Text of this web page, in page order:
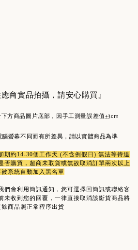
應商實品拍攝，請安心購買』
方商品圖片底部，因手工測量誤差值±3cm
腦螢幕不同而有所差異，請以實體商品為準
期約14-30個工作天 (不含例假日) 無法等待追
否購買，超商未取貨或無故取消訂單兩次以上
被系統自動加入黑名單
們會利用簡訊通知，您可選擇回簡訊或聯絡客
未收到您的回覆，一律直接取消該斷貨商品將
餘商品照正常程序出貨